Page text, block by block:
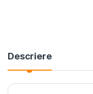
Descriere